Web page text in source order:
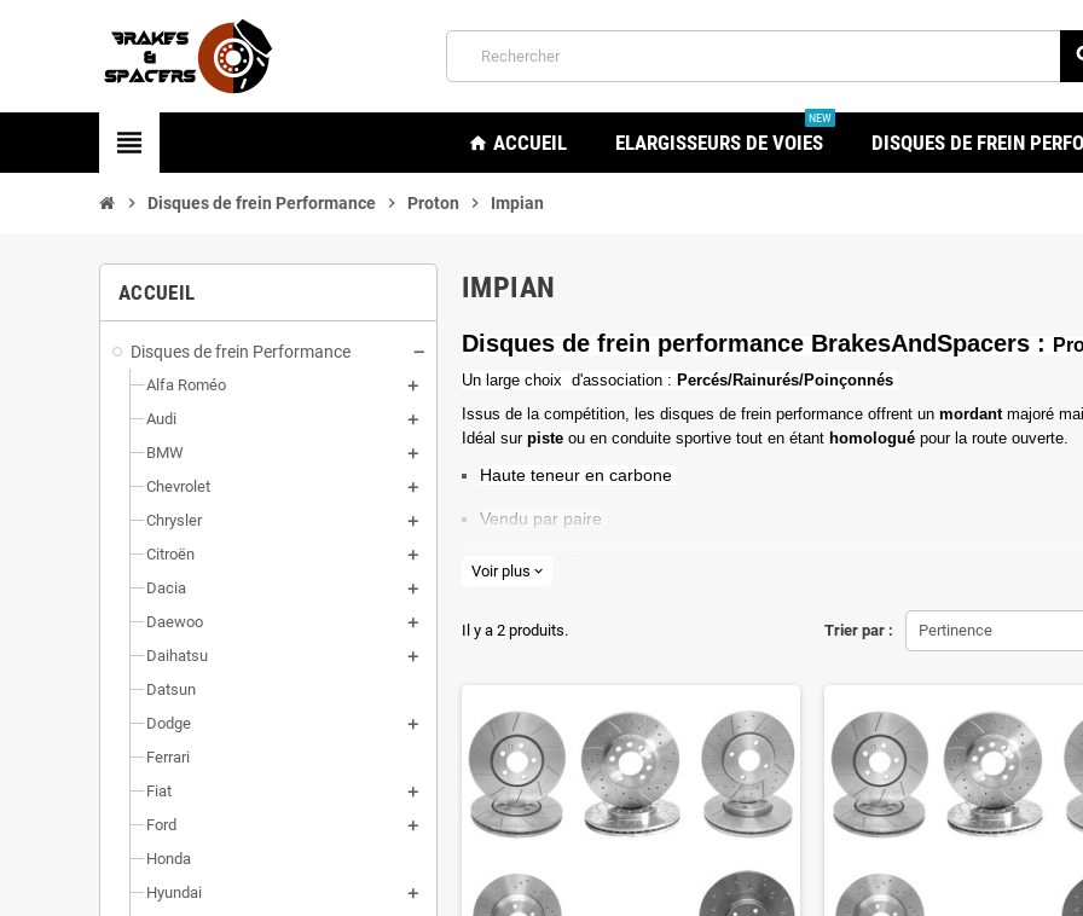
view_headline home ACCUEIL ELARGISSEURS DE VOIES
NEW
DISQUES DE FREIN
chevron_right Disques de frein Performance chevron_right Proton chevron_right Impian
ACCUEIL
Disques de frein Performance
Alfa Roméo
Audi
BMW
Chevrolet
Chrysler
Citroën
Dacia
Daewoo
Daihatsu
Datsun
Dodge
Ferrari
Fiat
Ford
Honda
Hyundai
IMPIAN
Disques de frein performance BrakesAndSpacers :
Un l arge choix d'association : Percés/Rainurés/Poinçonnés
Issus de la compétition, les disques de frein performance offrent un mordant majoré
Idéal sur piste ou en conduite sportive tout en étant homologué pour la route ouverte.
Haute teneur en carbone
Vendu par paire
Valeur de friction maximale
Homologué pour le contrôle technique
Voir plus expand_more
Trier par : Pertinence
Il y a 2 produits.